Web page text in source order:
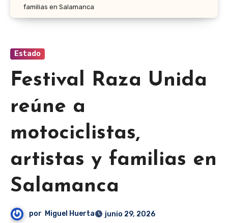
familias en Salamanca
Estado
Festival Raza Unida
reúne a
motociclistas,
artistas y familias en
Salamanca
por Miguel Huerta junio 29, 2026